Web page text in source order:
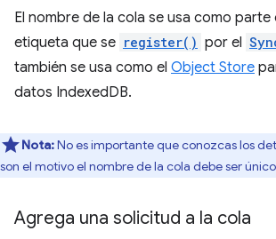
El nombre de la cola se usa como parte
etiqueta que se register() por el
también se usa como el Object Store
datos IndexedDB.
Nota:No es importante que conozcas los
son el motivo el nombre de la cola debe ser
Agrega una solicitud a la cola